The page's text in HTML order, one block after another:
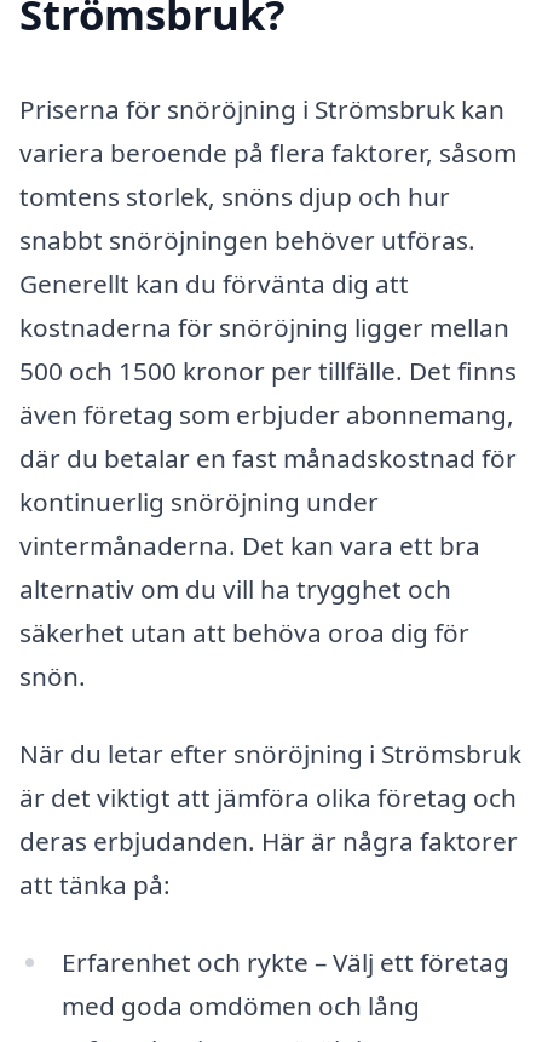
Strömsbruk?
Priserna för snöröjning i Strömsbruk kan
variera beroende på flera faktorer, såsom
tomtens storlek, snöns djup och hur
snabbt snöröjningen behöver utföras.
Generellt kan du förvänta dig att
kostnaderna för snöröjning ligger mellan
500 och 1500 kronor per tillfälle. Det finns
även företag som erbjuder abonnemang,
där du betalar en fast månadskostnad för
kontinuerlig snöröjning under
vintermånaderna. Det kan vara ett bra
alternativ om du vill ha trygghet och
säkerhet utan att behöva oroa dig för
snön.
När du letar efter snöröjning i Strömsbruk
är det viktigt att jämföra olika företag och
deras erbjudanden. Här är några faktorer
att tänka på:
Erfarenhet och rykte – Välj ett företag
med goda omdömen och lång